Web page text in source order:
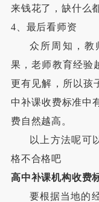
来钱花了，缺什么
4、最后看师资
众所周知，教
果，老师教育经验
更有见解，所以孩
中补课收费标准中
费自然越高。
以上方法呢可
格不合格吧
高中补课机构收费
要根据当地的